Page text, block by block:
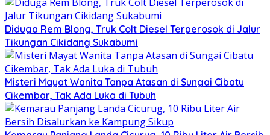
Diduga Rem Blong, Truk Colt Diesel Terperosok di Jalur
Tikungan Cikidang Sukabumi
Misteri Mayat Wanita Tanpa Atasan di Sungai Cibatu
Cikembar, Tak Ada Luka di Tubuh